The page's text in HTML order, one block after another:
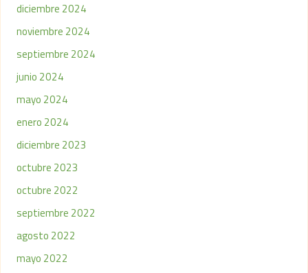
diciembre 2024
noviembre 2024
septiembre 2024
junio 2024
mayo 2024
enero 2024
diciembre 2023
octubre 2023
octubre 2022
septiembre 2022
agosto 2022
mayo 2022